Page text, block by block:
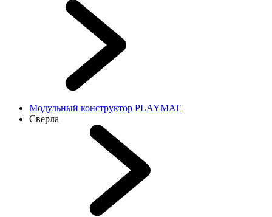
Модульный конструктор PLAYMAT
Сверла